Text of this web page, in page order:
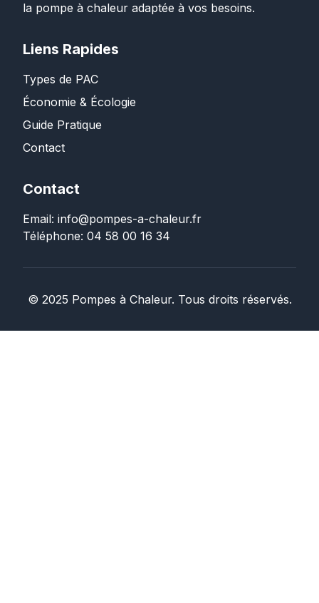
la pompe à chaleur adaptée à vos besoins.
Liens Rapides
Types de PAC
Économie & Écologie
Guide Pratique
Contact
Contact
Email: info@pompes-a-chaleur.fr
Téléphone: 04 58 00 16 34
© 2025 Pompes à Chaleur. Tous droits réservés.